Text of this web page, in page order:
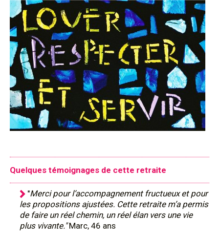
Quelques témoignages de cette retraite
"Merci pour l’accompagnement fructueux et pour
les propositions ajustées. Cette retraite m’a permis
de faire un réel chemin, un réel élan vers une vie
plus vivante."Marc, 46 ans